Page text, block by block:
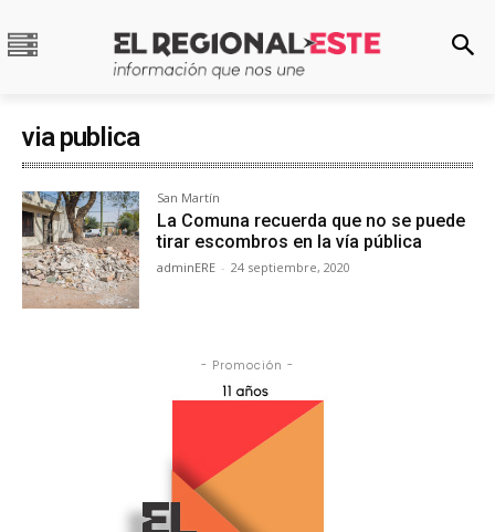
via publica
San Martín
La Comuna recuerda que no se puede
tirar escombros en la vía pública
adminERE - 24 septiembre, 2020
- Promoción -